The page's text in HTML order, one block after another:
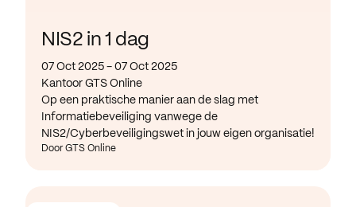
NIS2 in 1 dag
07 Oct 2025 - 07 Oct 2025
Kantoor GTS Online
Op een praktische manier aan de slag met
Informatiebeveiliging vanwege de
NIS2/Cyberbeveiligingswet in jouw eigen organisatie!
Door GTS Online